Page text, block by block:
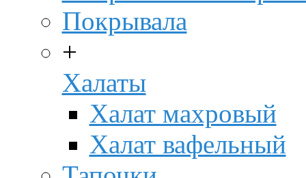
Покрывала
+
Халаты
Халат махровый
Халат вафельный